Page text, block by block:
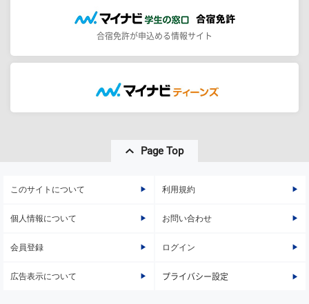
合宿免許が申込める情報サイト
Page Top
このサイトについて 利用規約
個人情報について お問い合わせ
会員登録 ログイン
広告表示について プライバシー設定